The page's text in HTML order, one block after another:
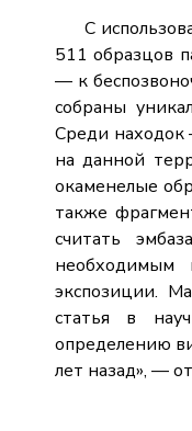
С
511 образцов
— к
собраны
Среди
на данной
окаменелые
также
считать
необходимым
экспозиции.
статья в
определению
лет назад», —